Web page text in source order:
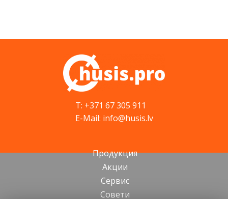
T: +371 67 305 911
E-Mail: info@husis.lv
Продукция
Акции
Cервис
Cовети